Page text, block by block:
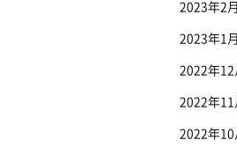
2023年2月
2023年1月
2022年12
2022年11
2022年10